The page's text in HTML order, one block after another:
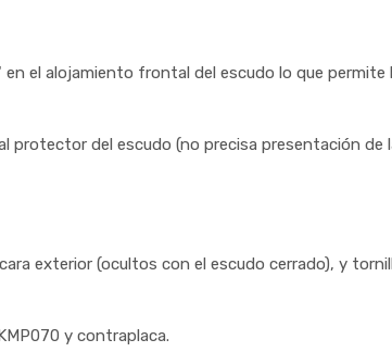
el alojamiento frontal del escudo lo que
del escudo (no precisa presentación de
exterior (ocultos con el escudo cerrado), y
y contraplaca.